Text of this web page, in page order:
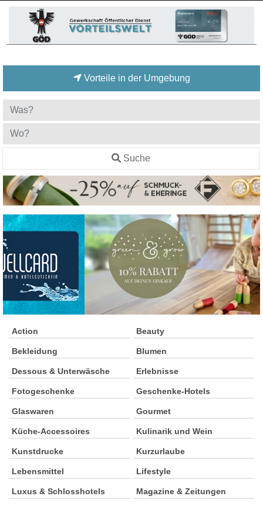
Vorteile in der Umgebung
Suche
Action Beauty
Bekleidung Blumen
Dessous & Unterwäsche Erlebnisse
Fotogeschenke Geschenke-Hotels
Glaswaren Gourmet
Küche-Accessoires Kulinarik und Wein
Kunstdrucke Kurzurlaube
Lebensmittel Lifestyle
Luxus & Schlosshotels Magazine & Zeitungen